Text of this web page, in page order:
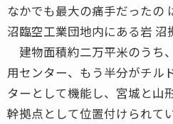
なかでも最大の痛手だったの
沼臨空工業団地内にある岩 沼
建物面積約二万平米のうち
用センター、もう半分がチル
ターとして機能し、宮城と山
幹拠点として位置付けられてい